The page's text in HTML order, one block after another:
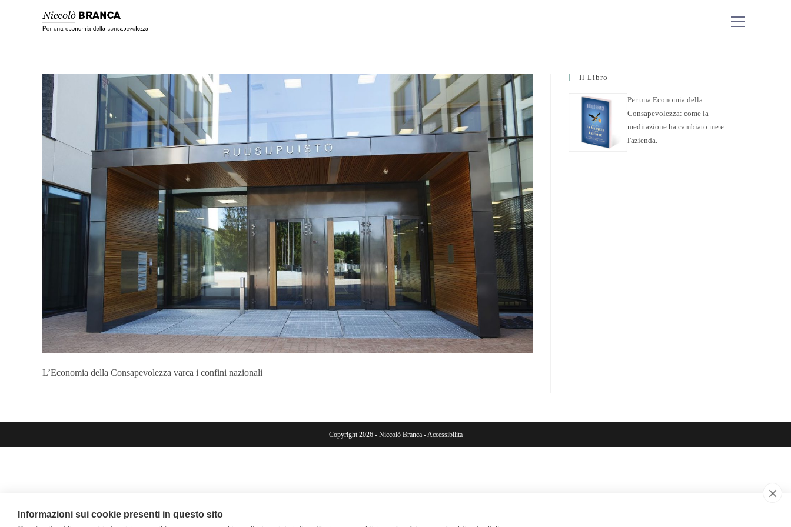
L’Economia della Consapevolezza varca i confini nazionali
Il Libro
Per una Economia della
Consapevolezza: come la
meditazione ha cambiato me e
l'azienda.
Copyright 2026 - Niccolò Branca -Accessibilita
Informazioni sui cookie presenti in questo sito